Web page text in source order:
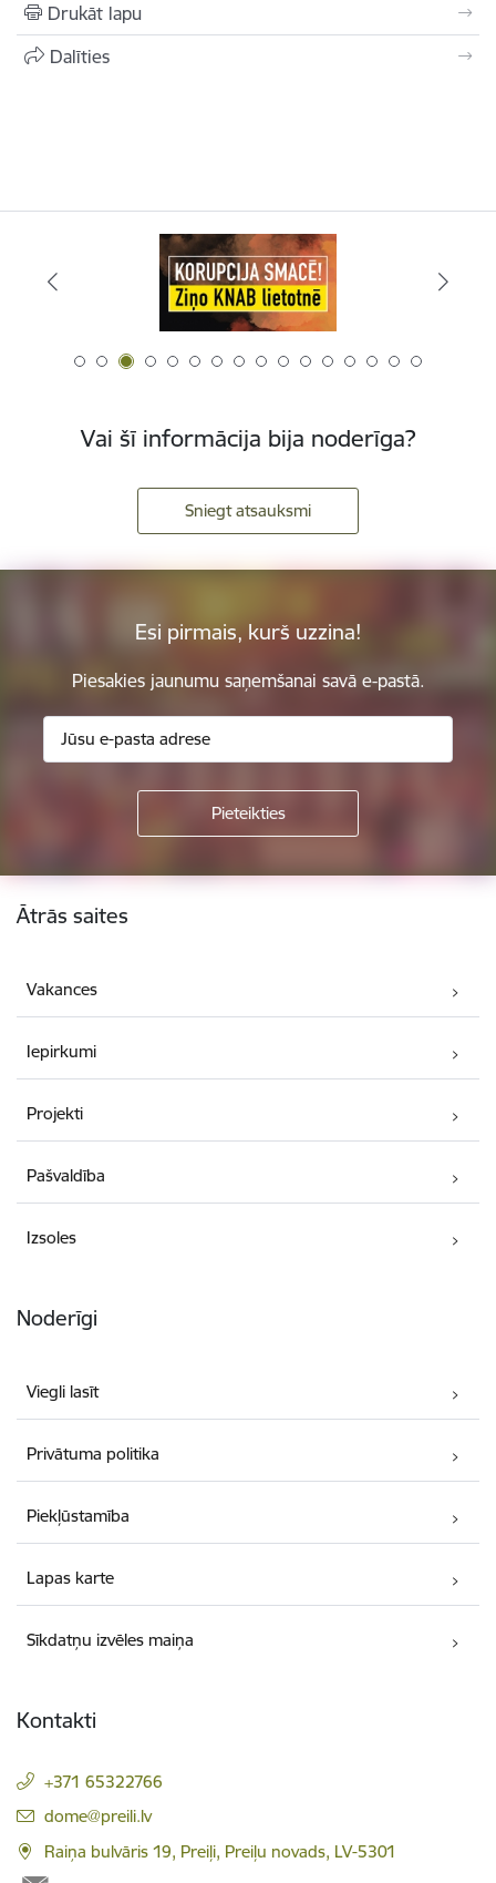
Drukāt lapu
Dalīties
Vai šī informācija bija noderīga?
Sniegt atsauksmi
Esi pirmais, kurš uzzina!
Piesakies jaunumu saņemšanai savā e-pastā.
Kājene
Ātrās saites
Vakances
Iepirkumi
Projekti
Pašvaldība
Izsoles
Noderīgi
Viegli lasīt
Privātuma politika
Piekļūstamība
Lapas karte
Sīkdatņu izvēles maiņa
Kontakti
+371 65322766
E-pasts:
dome@preili.lv
Raiņa bulvāris 19, Preiļi, Preiļu novads, LV-5301